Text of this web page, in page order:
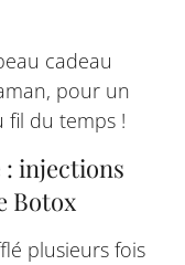
cadeau
pour un
du temps !
injections
Botox
plusieurs fois